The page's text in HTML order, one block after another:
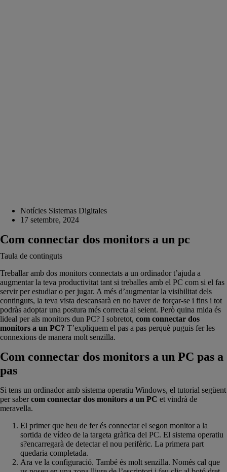
Notícies Sistemas Digitales
17 setembre, 2024
Com connectar dos monitors a un pc
Taula de continguts
Treballar amb dos monitors connectats a un ordinador t’ajuda a
augmentar la teva productivitat tant si treballes amb el PC com si el fas
servir per estudiar o per jugar. A més d’augmentar la visibilitat dels
continguts, la teva vista descansarà en no haver de forçar-se i fins i tot
podràs adoptar una postura més correcta al seient. Però quina mida és
lideal per als monitors dun PC? I sobretot, com connectar dos
monitors a un PC? T’expliquem el pas a pas perquè puguis fer les
connexions de manera molt senzilla.
Com connectar dos monitors a un PC pas a
pas
Si tens un ordinador amb sistema operatiu Windows, el tutorial següent
per sabercom connectar dos monitors a un PC et vindrà de
meravella.
El primer que heu de fer és connectar el segon monitor a la
sortida de vídeo de la targeta gràfica del PC. El sistema operatiu
s?encarregarà de detectar el nou perifèric. La primera part
quedaria completada.
Ara ve la configuració. També és molt senzilla. Només cal que